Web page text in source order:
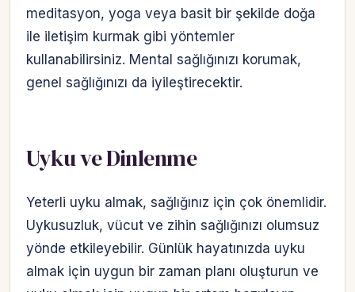
meditasyon, yoga veya basit bir şekilde doğa
ile iletişim kurmak gibi yöntemler
kullanabilirsiniz. Mental sağlığınızı korumak,
genel sağlığınızı da iyileştirecektir.
Uyku ve Dinlenme
Yeterli uyku almak, sağlığınız için çok önemlidir.
Uykusuzluk, vücut ve zihin sağlığınızı olumsuz
yönde etkileyebilir. Günlük hayatınızda uyku
almak için uygun bir zaman planı oluşturun ve